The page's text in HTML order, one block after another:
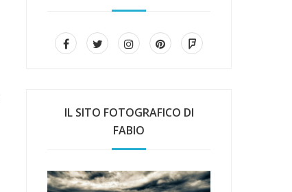
IL SITO FOTOGRAFICO DI
FABIO